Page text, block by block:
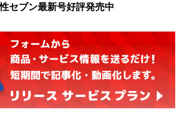
セブン最新号好評発売中